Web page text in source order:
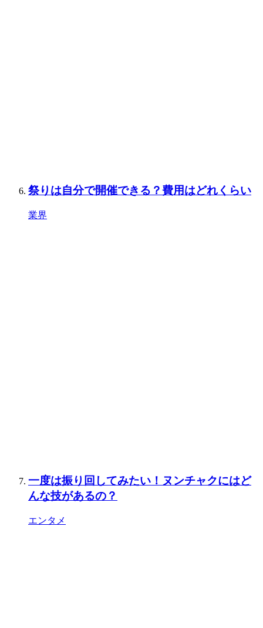
祭りは自分で開催できる？費用はどれくらい
業界
一度は振り回してみたい！ヌンチャクにはど
んな技があるの？
エンタメ